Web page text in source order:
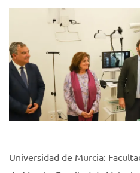
Universidad de Murcia: